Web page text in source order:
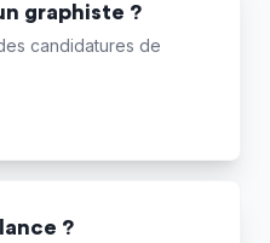
graphiste ?
candidatures de
?